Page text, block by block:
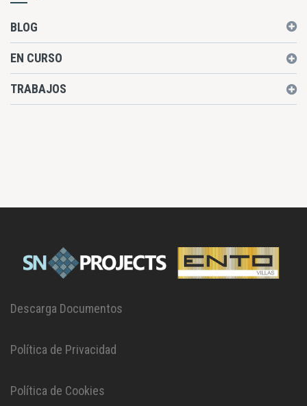
BLOG
EN CURSO
TRABAJOS
Descarga Documentos
Política de Privacidad
Política de Cookies